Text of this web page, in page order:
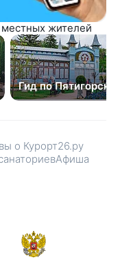
жителей
Гид по Пятигорску
о Курорт26.ру
Афиша